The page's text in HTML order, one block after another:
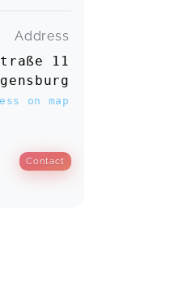
Address
11
on map
Contact